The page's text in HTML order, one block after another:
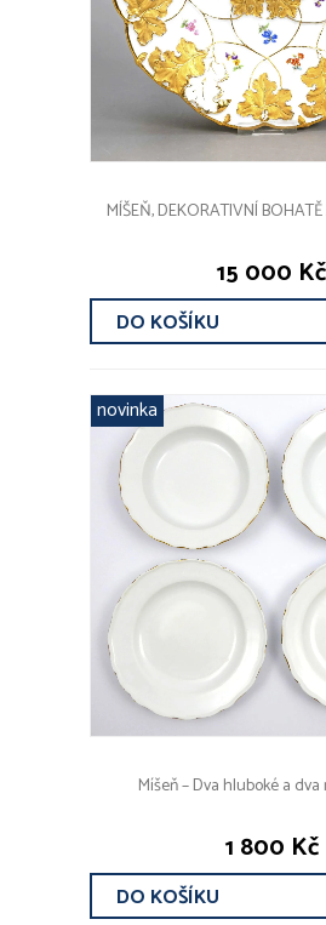
MÍŠEŇ, DEKORATIVNÍ
15 000 Kč
DO KOŠÍKU
novinka
Míšeň – Dva hluboké a
1 800 Kč
DO KOŠÍKU